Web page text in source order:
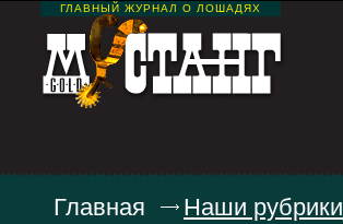
ГЛАВНЫЙ ЖУРНАЛ О ЛОШАДЯХ
Главная Наши рубрики